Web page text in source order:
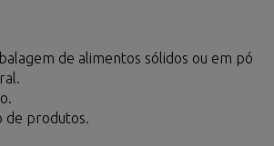
de alimentos sólidos ou em pó
de produtos.